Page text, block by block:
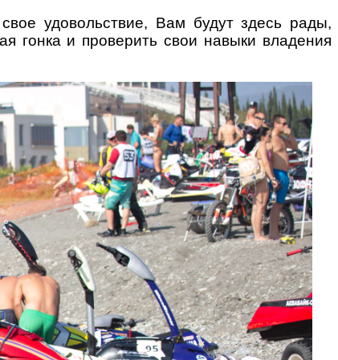
удовольствие, Вам будут здесь рады,
гонка и проверить свои навыки владения